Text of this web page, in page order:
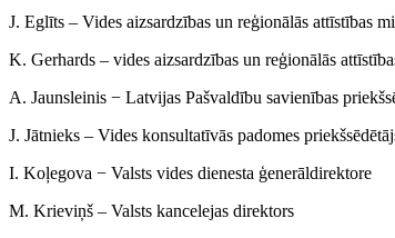
J. Eglīts – Vides aizsardzības un reģionālās attīstības
K. Gerhards – vides aizsardzības un reģionālās
A. Jaunsleinis − Latvijas Pašvaldību savienības
J. Jātnieks – Vides konsultatīvās padomes
I. Koļegova − Valsts vides dienesta ģenerāldirektore
M. Krieviņš – Valsts kancelejas direktors